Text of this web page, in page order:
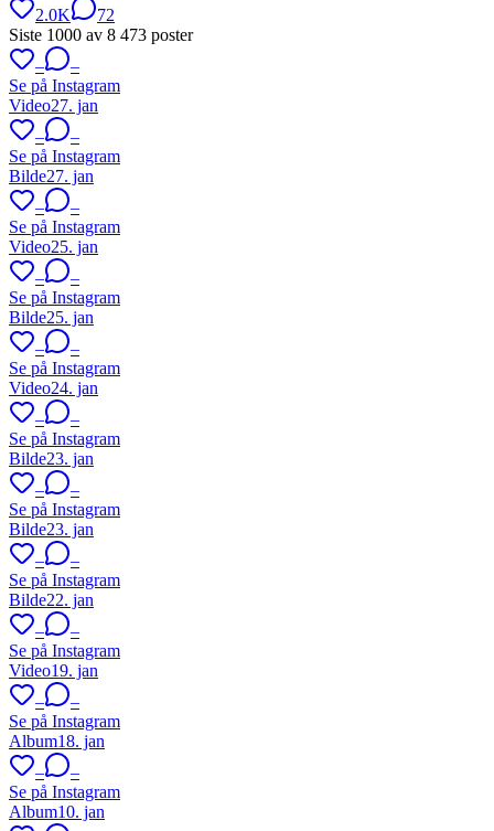
2.0K
72
Siste 1000 av 8 473 poster
–
–
Se på Instagram
Video27. jan
–
–
Se på Instagram
Bilde27. jan
–
–
Se på Instagram
Video25. jan
–
–
Se på Instagram
Bilde25. jan
–
–
Se på Instagram
Video24. jan
–
–
Se på Instagram
Bilde23. jan
–
–
Se på Instagram
Bilde23. jan
–
–
Se på Instagram
Bilde22. jan
–
–
Se på Instagram
Video19. jan
–
–
Se på Instagram
Album18. jan
–
–
Se på Instagram
Album10. jan